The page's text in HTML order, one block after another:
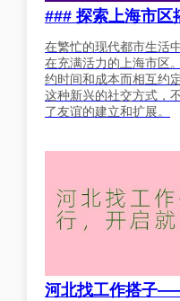
### 探索上海市区
在繁忙的现代都市生活
在充满活力的上海市区
约时间和成本而相互约
这种新兴的社交方式，
了友谊的建立和扩展。
河北找工作搭子